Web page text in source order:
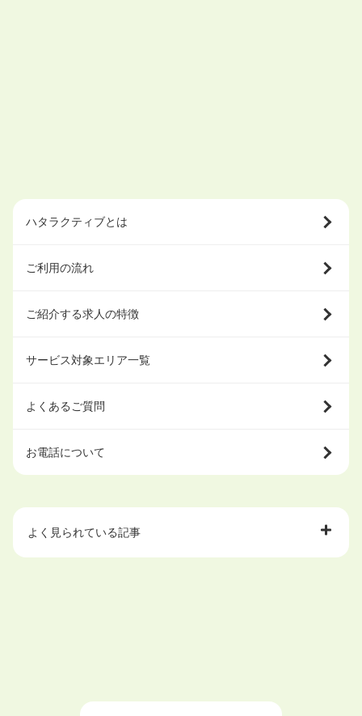
ハタラクティブとは
ご利用の流れ
ご紹介する求人の特徴
サービス対象エリア一覧
よくあるご質問
お電話について
よく見られている記事